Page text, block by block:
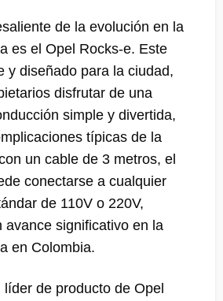
de la evolución en la
es el Opel Rocks-e. Este
y diseñado para la ciudad,
disfrutar de una
simple y divertida,
típicas de la
un cable de 3 metros, el
conectarse a cualquier
de 110V o 220V,
avance significativo en la
en Colombia.
líder de producto de Opel